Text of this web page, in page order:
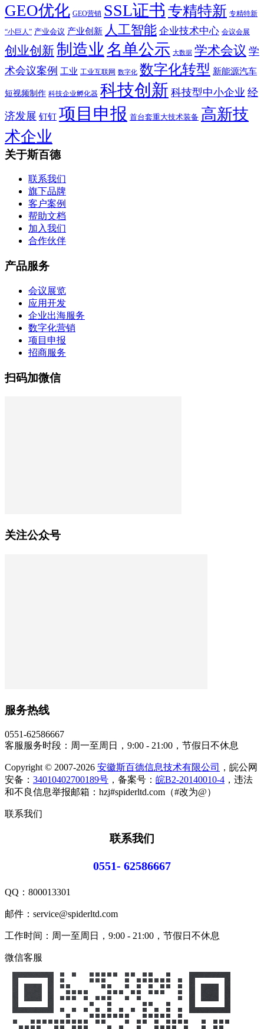
GEO优化 GEO营销 SSL证书 专精特新 专精特新
“小巨人” 产业会议 产业创新 人工智能 企业技术中心 会议会展
创业创新制造业 名单公示 大数据 学术会议 学
术会议案例 工业 工业互联网 数字化 数字化转型 新能源汽车
短视频制作 科技企业孵化器 科技创新 科技型中小企业 经
济发展 钉钉 项目申报 首台套重大技术装备 高新技
术企业
关于斯百德
联系我们
旗下品牌
客户案例
帮助文档
加入我们
合作伙伴
产品服务
会议展览
应用开发
企业出海服务
数字化营销
项目申报
招商服务
扫码加微信
关注公众号
服务热线
0551-62586667
客服服务时段：周一至周日，9:00 - 21:00，节假日不休息
Copyright © 2007-2026 安徽斯百德信息技术有限公司
，皖公网
安备： 34010402700189号 ，备案号： 皖B2-20140010-4 ，违法
和不良信息举报邮箱：hzj#spiderltd.com（#改为@）
联系我们
联系我们
0551- 62586667
QQ： 800013301
邮件：service@spiderltd.com
工作时间：周一至周日，9:00 - 21:00，节假日不休息
微信客服